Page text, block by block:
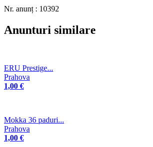
Nr. anunț : 10392
Anunturi similare
ERU Prestige...
Prahova
1,00 €
Mokka 36 paduri...
Prahova
1,00 €